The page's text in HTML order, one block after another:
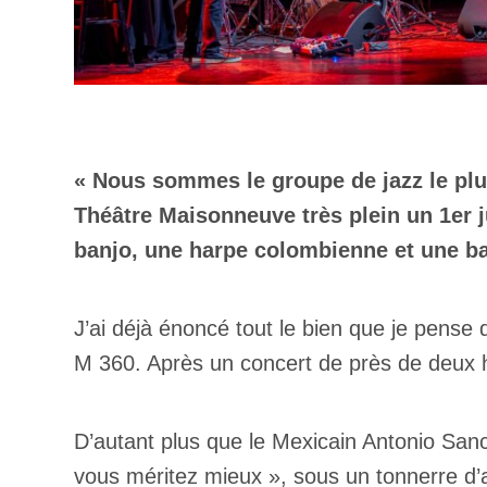
« Nous sommes le groupe de jazz le
Théâtre Maisonneuve très plein un
banjo, une harpe colombienne et une
J’ai déjà énoncé tout le bien que je
M 360. Après un concert de près de
D’autant plus que le Mexicain Antonio
vous méritez mieux », sous un tonnerre